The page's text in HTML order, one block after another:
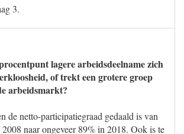
3.
lagere arbeidsdeelname zich
of trekt een grotere groep
arbeidsmarkt?
de netto-participatiegraad gedaald is van
naar ongeveer 89% in 2018. Ook is te